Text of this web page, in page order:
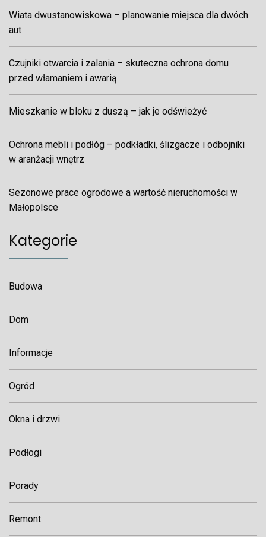
Wiata dwustanowiskowa – planowanie miejsca dla dwóch
aut
Czujniki otwarcia i zalania – skuteczna ochrona domu
przed włamaniem i awarią
Mieszkanie w bloku z duszą – jak je odświeżyć
Ochrona mebli i podłóg – podkładki, ślizgacze i odbojniki
w aranżacji wnętrz
Sezonowe prace ogrodowe a wartość nieruchomości w
Małopolsce
Kategorie
Budowa
Dom
Informacje
Ogród
Okna i drzwi
Podłogi
Porady
Remont